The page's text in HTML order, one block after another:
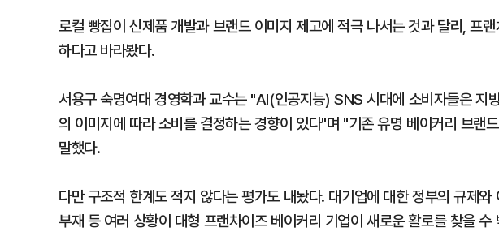
로컬 빵집이 신제품 개발과 브랜드 이미지 제고에 적극 나서는 것과 달리, 프
하다고 바라봤다.
서용구 숙명여대 경영학과 교수는 "AI(인공지능) SNS 시대에 소비자들은 지
의 이미지에 따라 소비를 결정하는 경향이 있다"며 "기존 유명 베이커리 브랜
말했다.
다만 구조적 한계도 적지 않다는 평가도 내놨다. 대기업에 대한 정부의 규제
부재 등 여러 상황이 대형 프랜차이즈 베이커리 기업이 새로운 활로를 찾을